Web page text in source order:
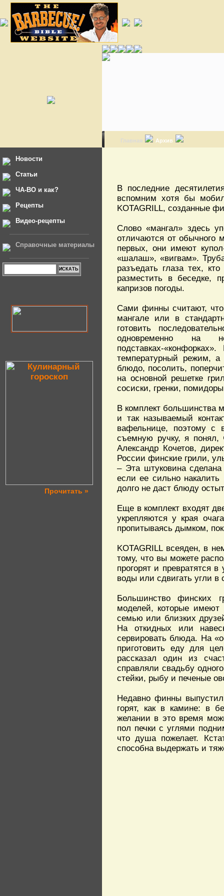
Главная Архив
Новости
Статьи
ЧА-ВО и как?
Рецепты
Видео-рецепты
Справочные материалы
Прочитать »
В последние
вспомним хотя бы
KOTAGRILL, созданные
Слово «мангал» здесь
отличаются от обычного
первых, они имеют
«шалаш», «вигвам».
разъедать глаза тех,
разместить в беседке,
капризов погоды.
Сами финны считают,
мангале или в
готовить
одновременно на
подставках-
температурный режим, а
блюдо, посолить,
на основной решетке
сосиски, гренки,
В комплект большинства
и так называемый
вафельнице, поэтому с
съемную ручку, я понял,
Александр Кочетов,
России финские грили,
– Эта штуковина
если ее сильно
долго не даст блюду
Еще в комплект входят
укрепляются у края
пропитываясь дымком,
KOTAGRILL всеяден, в
тому, что вы можете
прогорят и превратятся
воды или сдвигать угли в
Большинство финских
моделей, которые имеют
семью или близких
На откидных или
сервировать блюда. На
приготовить еду для
рассказал один из
справляли свадьбу
стейки, рыбу и печеные
Недавно финны
горят, как в камине: в
желании в это время
пол печки с углями
что душа пожелает.
способна выдержать и